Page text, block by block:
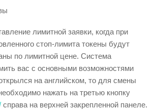
лимитной заявки, когда при
стоп-лимита токены будут
по лимитной цене. Система
вас с основными возможностями
на английском, то для смены
нажать на третью кнопку
справа на верхней закрепленной панеле.